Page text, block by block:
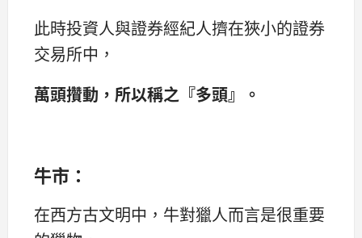
此時投資人與證券經紀人擠在狹小的證券
交易所中，
萬頭攢動，所以稱之『多頭』。
牛市：
在西方古文明中，牛對獵人而言是很重要